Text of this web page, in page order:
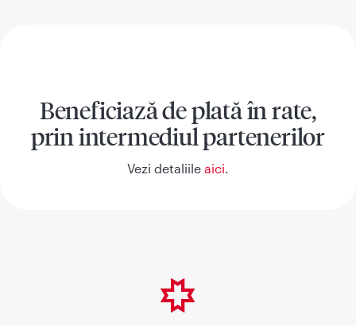
Beneficiază de plată în rate,
prin intermediul partenerilor
Vezi detaliile aici